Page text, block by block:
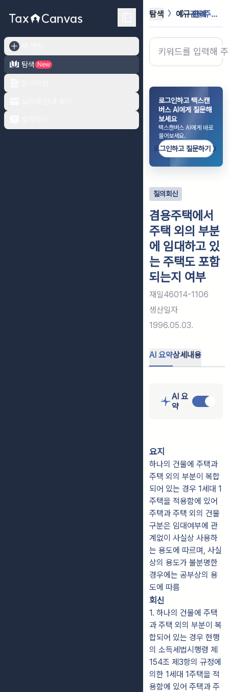
탐색
New
탐색 예규·판례 겸용주택에서 주택 외의 부분에 임대하...
로그인하고 택스캔
버스 AI에게 질문해
보세요
택스캔버스 AI에게 바로
물어보세요.
로그인하고 질문하기
질의회신
겸용주택에서
주택 외의 부분
에 임대하고 있
는 주택도 포함
되는지 여부
재일46014-1106
생산일자
1996.05.03.
AI 요약상세내용
AI 요
약
요지
하나의 건물에 주택과
주택 외의 부분이 복합
되어 있는 경우 1세대 1
주택을 적용함에 있어
주택과 주택 외의 건물
구분은 임대여부에 관
계없이 사실상 사용하
는 용도에 따르며, 사실
상의 용도가 불분명한
경우에는 공부상의 용
도에 따름
회신
1. 하나의 건물에 주택
과 주택 외의 부분이 복
합되어 있는 경우 현행
의 소득세법시행령 제
154조 제3항의 규정에
의한 1세대 1주택을 적
용함에 있어 주택과 주